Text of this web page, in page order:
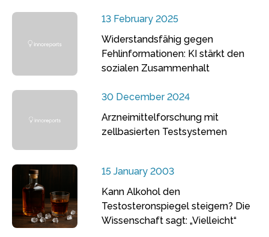
13 February 2025
Widerstandsfähig gegen
Fehlinformationen: KI stärkt den
sozialen Zusammenhalt
30 December 2024
Arzneimittelforschung mit
zellbasierten Testsystemen
15 January 2003
Kann Alkohol den
Testosteronspiegel steigern? Die
Wissenschaft sagt: „Vielleicht“